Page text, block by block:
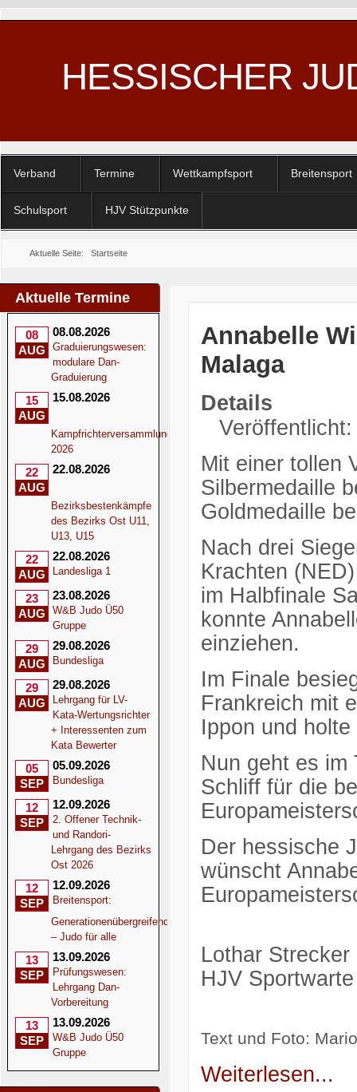
HESSISCHER
Verband Termine Wettkampfsport Breitensport
Schulsport HJV Stützpunkte
Aktuelle Seite: Startseite
Aktuelle Termine
08
AUG
08.08.2026
Graduierungswesen:
modulare Dan-
Graduierung
15
AUG
15.08.2026
Kampfrichterversammlung
2026
22
AUG
22.08.2026
Bezirksbestenkämpfe
des Bezirks Ost U11,
U13, U15
22
AUG
22.08.2026
Landesliga 1
23
AUG
23.08.2026
W&B Judo Ü50
Gruppe
29
AUG
29.08.2026
Bundesliga
29
AUG
29.08.2026
Lehrgang für LV-
Kata-Wertungsrichter
+ Interessenten zum
Kata Bewerter
05
SEP
05.09.2026
Bundesliga
12
SEP
12.09.2026
2. Offener Technik-
und Randori-
Lehrgang des Bezirks
Ost 2026
12
SEP
12.09.2026
Breitensport:
Generationenübergreifend
– Judo für alle
13
SEP
13.09.2026
Prüfungswesen:
Lehrgang Dan-
Vorbereitung
13
SEP
13.09.2026
W&B Judo Ü50
Gruppe
Annabelle
Malaga
Details
Mit einer tollen
Silbermedaille
Goldmedaille
Nach drei
Krachten
im Halbfinale
konnte
einziehen.
Im Finale
Frankreich mit
Ippon und
Nun geht es im
Schliff für die
Der hessische
wünscht
Lothar
HJV Sportwarte
Text und Foto:
Weiterlesen...